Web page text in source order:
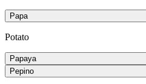
Papa
Potato
Papaya
Pepino